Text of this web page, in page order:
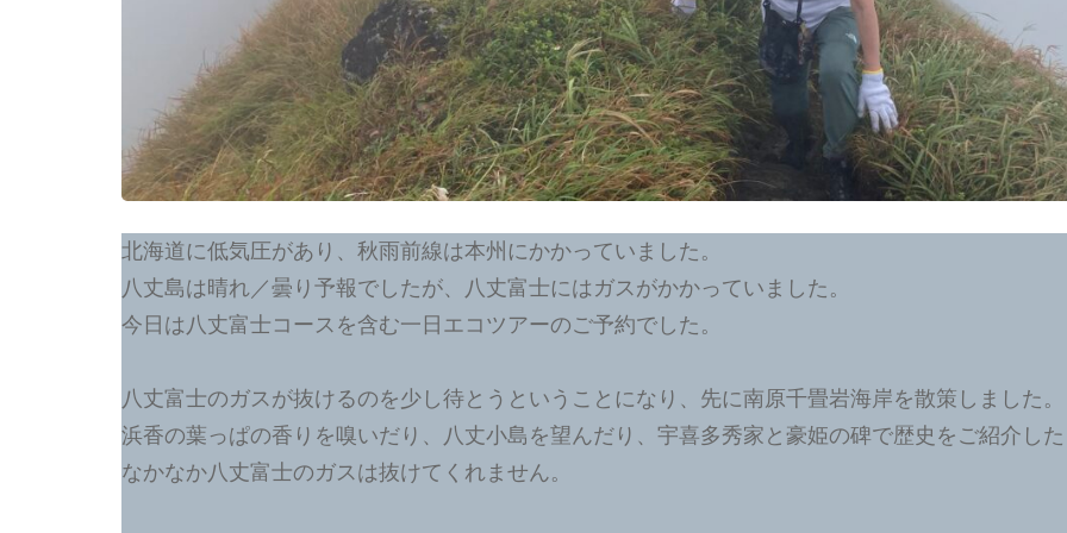
北海道に低気圧があり、秋雨前線は本州にかかっていました。
八丈島は晴れ／曇り予報でしたが、八丈富士にはガスがかかっていました。
今日は八丈富士コースを含む一日エコツアーのご予約でした。
八丈富士のガスが抜けるのを少し待とうということになり、先に南原千畳岩海岸を散策しました。
浜香の葉っぱの香りを嗅いだり、八丈小島を望んだり、宇喜多秀家と豪姫の碑で歴史をご紹介し
なかなか八丈富士のガスは抜けてくれません。